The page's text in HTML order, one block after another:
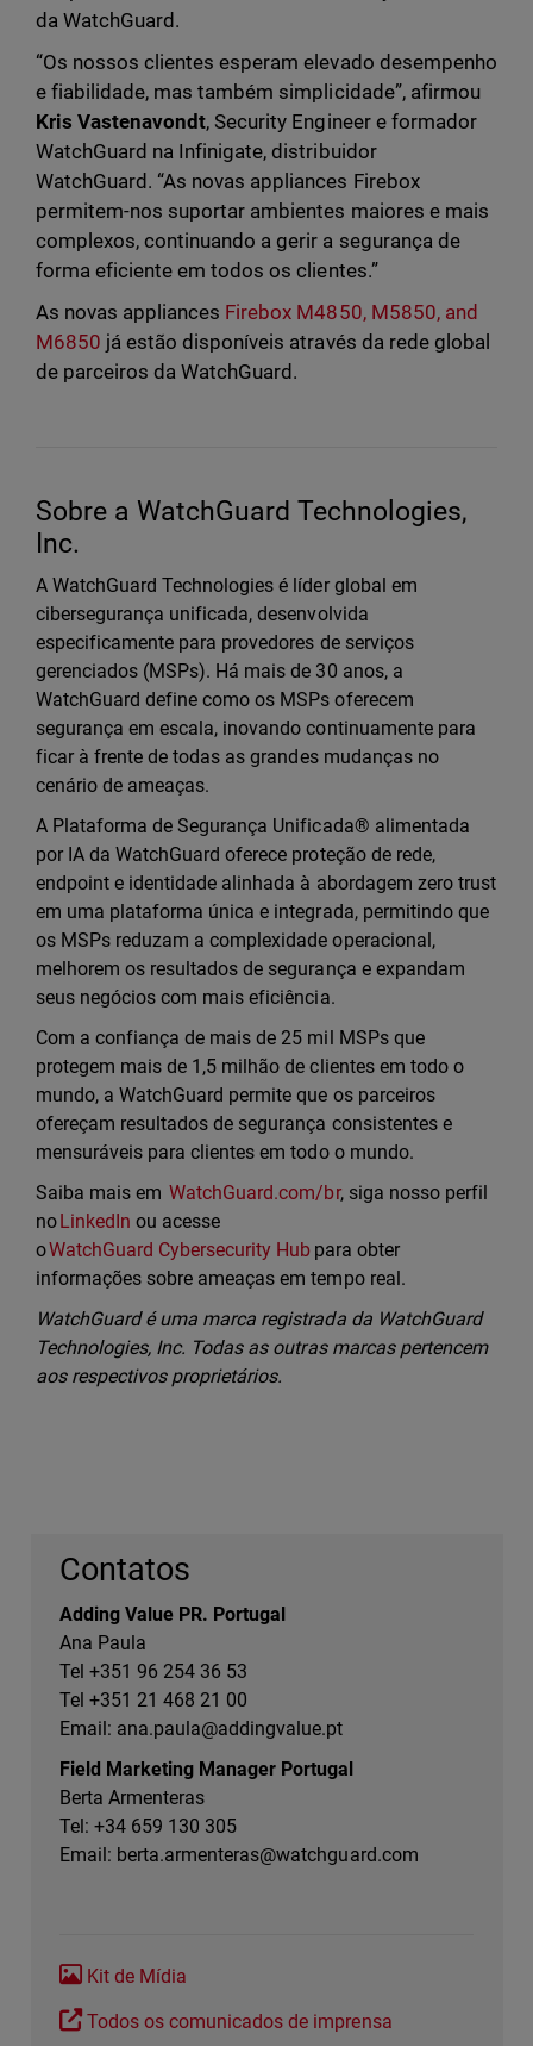
da WatchGuard.
“Os nossos clientes esperam elevado desempenho
e fiabilidade, mas também simplicidade”, afirmou
Kris Vastenavondt, Security Engineer e formador
WatchGuard na Infinigate, distribuidor
WatchGuard. “As novas appliances Firebox
permitem-nos suportar ambientes maiores e mais
complexos, continuando a gerir a segurança de
forma eficiente em todos os clientes.”
As novas appliances Firebox M4850, M5850, and
M6850 já estão disponíveis através da rede global
de parceiros da WatchGuard.
Sobre a WatchGuard Technologies,
Inc.
A WatchGuard Technologies é líder global em
cibersegurança unificada, desenvolvida
especificamente para provedores de serviços
gerenciados (MSPs). Há mais de 30 anos, a
WatchGuard define como os MSPs oferecem
segurança em escala, inovando continuamente para
ficar à frente de todas as grandes mudanças no
cenário de ameaças.
A Plataforma de Segurança Unificada® alimentada
por IA da WatchGuard oferece proteção de rede,
endpoint e identidade alinhada à abordagem zero trust
em uma plataforma única e integrada, permitindo que
os MSPs reduzam a complexidade operacional,
melhorem os resultados de segurança e expandam
seus negócios com mais eficiência.
Com a confiança de mais de 25 mil MSPs que
protegem mais de 1,5 milhão de clientes em todo o
mundo, a WatchGuard permite que os parceiros
ofereçam resultados de segurança consistentes e
mensuráveis para clientes em todo o mundo.
Saiba mais emWatchGuard.com/br, siga nosso perfil
no LinkedIn ou acesse
oWatchGuard Cybersecurity Hub para obter
informações sobre ameaças em tempo real.
WatchGuard é uma marca registrada da WatchGuard
Technologies, Inc. Todas as outras marcas pertencem
aos respectivos proprietários.
Contatos
Adding Value PR. Portugal
Ana Paula
Tel +351 96 254 36 53
Tel +351 21 468 21 00
Email: ana.paula@addingvalue.pt
Field Marketing Manager Portugal
Berta Armenteras
Tel: +34 659 130 305
Email: berta.armenteras@watchguard.com
Kit de Mídia
Todos os comunicados de imprensa